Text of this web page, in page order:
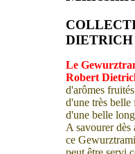
DIETRICH
Le
Robert
d'arômes
d'une très belle
d'une belle
A savourer dès
ce